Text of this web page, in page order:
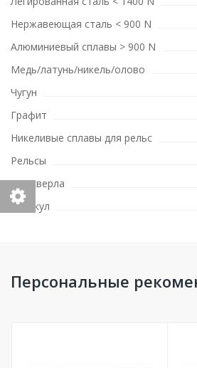
Нержавеющая сталь < 900 N
Алюминиевый сплавы > 900 N
Медь/латунь/никель/олово
Чугун
Графит
Никеливые сплавы для рельс
Рельсы
Тип сверла
Артикул
Персональные